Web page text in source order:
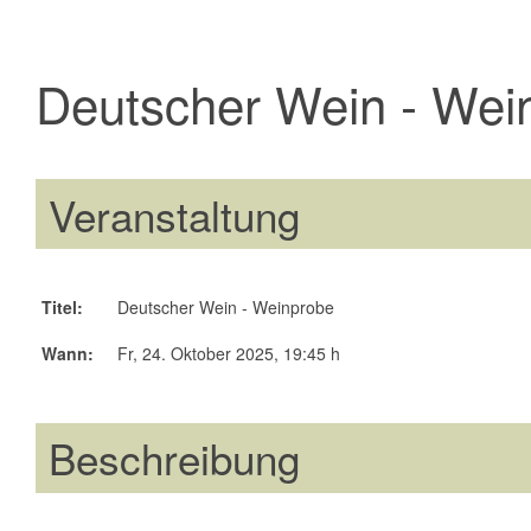
Deutscher Wein -
Veranstaltung
Titel:
Deutscher Wein - Weinprobe
Wann:
Fr, 24. Oktober 2025, 19:45 h
Beschreibung